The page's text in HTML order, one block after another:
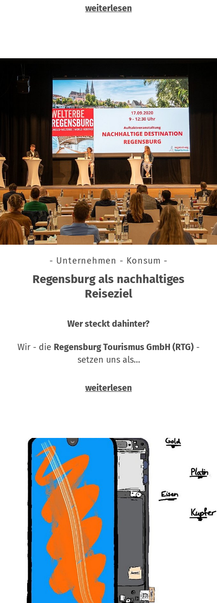
weiterlesen
- Unternehmen - Konsum -
Regensburg als nachhaltiges
Reiseziel
Wer steckt dahinter?
Wir - die Regensburg Tourismus GmbH (RTG) -
setzen uns als…
weiterlesen